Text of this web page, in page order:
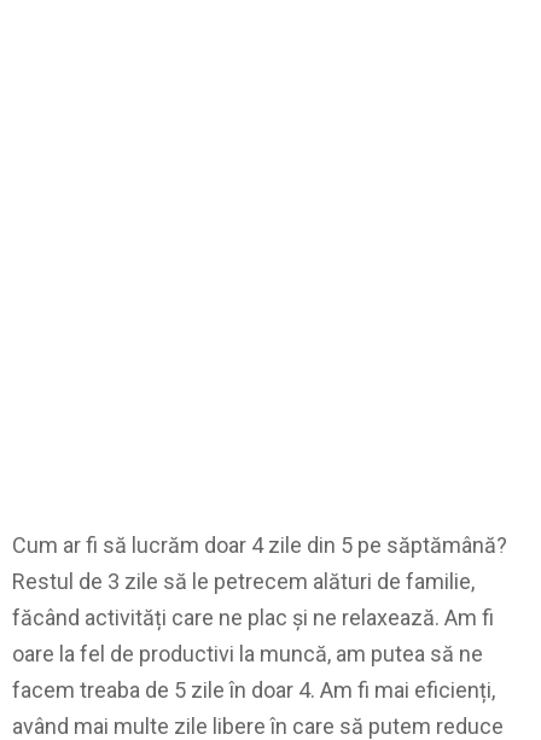
Cum ar fi să lucrăm doar 4 zile din 5 pe săptămână?
Restul de 3 zile să le petrecem alături de familie,
făcând activități care ne plac și ne relaxează. Am fi
oare la fel de productivi la muncă, am putea să ne
facem treaba de 5 zile în doar 4. Am fi mai eficienți,
având mai multe zile libere în care să putem reduce